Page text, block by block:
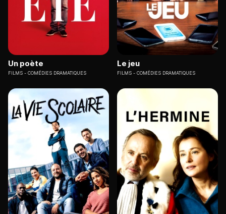
Un poète
FILMS COMÉDIES DRAMATIQUES
Le jeu
FILMS COMÉDIES DRAMATIQUES